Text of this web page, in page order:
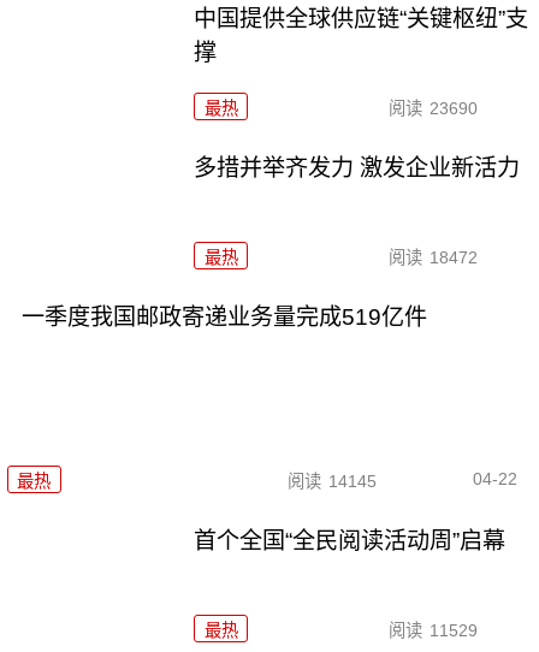
中国提供全球供应链“关键枢纽”支
撑
最热 阅读 23690
多措并举齐发力 激发企业新活力
最热 阅读 18472
一季度我国邮政寄递业务量完成519亿件
最热 阅读 14145 04-22
首个全国“全民阅读活动周”启幕
最热 阅读 11529